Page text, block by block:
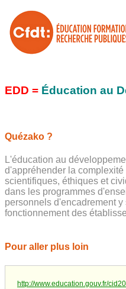
EDD = Éducation au
Quézako ?
L'éducation au
d'appréhender la
scientifiques, éthiques et
dans les programmes
personnels d'encadrement
fonctionnement des
Pour aller plus loin
http://www.education.gouv.fr/